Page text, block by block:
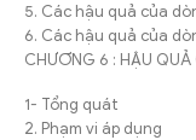
5. Các hậu quả của
6. Các hậu quả của
CHƯƠNG 6 : HẬU
1- Tổng quát
2. Phạm vi áp dụng